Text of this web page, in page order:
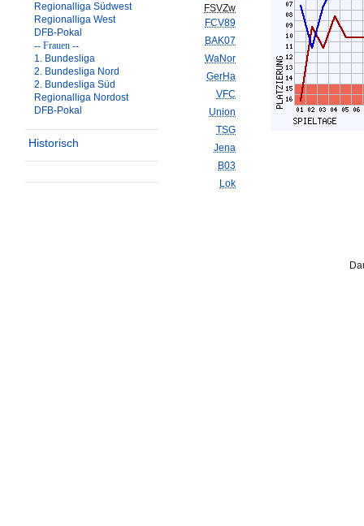
Regionalliga Südwest
Regionalliga West
DFB-Pokal
-- Frauen --
1. Bundesliga
2. Bundesliga Nord
2. Bundesliga Süd
Regionalliga Nordost
DFB-Pokal
Historisch
FSVZw
FCV89
BAK07
WaNor
GerHa
VFC
Union
TSG
Jena
B03
Lok